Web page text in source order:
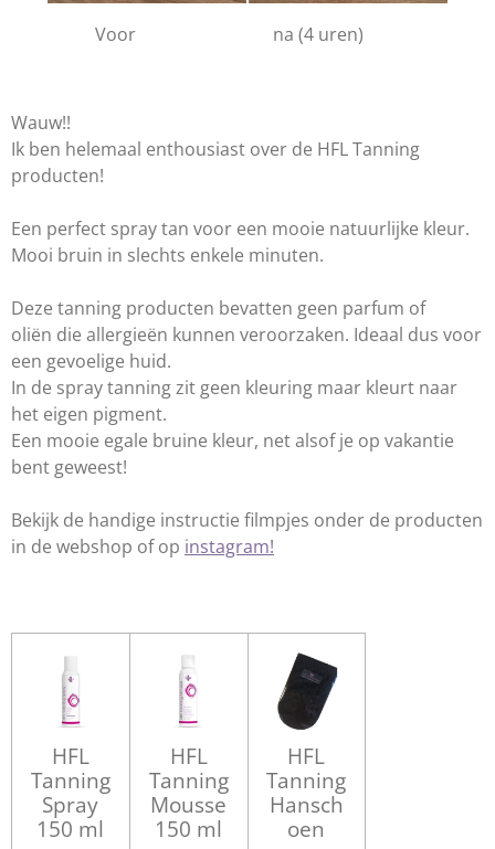
Voor na (4 uren)
Wauw!!
Ik ben helemaal enthousiast over de HFL Tanning
producten!
Een perfect spray tan voor een mooie natuurlijke kleur.
Mooi bruin in slechts enkele minuten.
Deze tanning producten bevatten geen parfum of
oliën die allergieën kunnen veroorzaken. Ideaal dus voor
een gevoelige huid.
In de spray tanning zit geen kleuring maar kleurt naar
het eigen pigment.
Een mooie egale bruine kleur, net alsof je op vakantie
bent geweest!
Bekijk de handige instructie filmpjes onder de producten
in de webshop of op instagram!
HFL
Tanning
Spray
150 ml
HFL
Tanning
Mousse
150 ml
HFL
Tanning
Hansch
oen